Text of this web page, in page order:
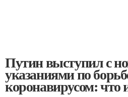
Путин выступил с
указаниями по
коронавирусом: что